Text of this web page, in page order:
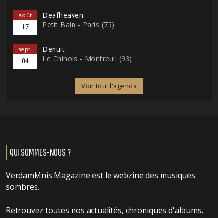
août
17
Deafheaven
Petit Bain - Paris (75)
sept.
04
Denuit
Le Chinois - Montreuil (93)
Voir tout l'agenda
QUI SOMMES-NOUS ?
VerdamMnis Magazine est le webzine des musiques
sombres.
Retrouvez toutes nos actualités, chroniques d'albums,